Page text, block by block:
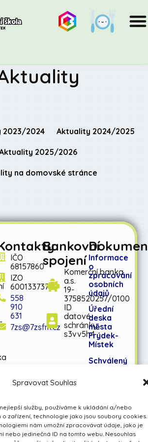
Spravovat Souhlas
služby, používáme k ukládání a/nebo
zařízení, technologie jako jsou soubory cookies.
nám umožní zpracovávat údaje, jako je
nebo jedinečná ID na tomto webu. Nesouhlas
2023/2024 Aktuality 2024/2025
2025/2026
na domovské stránce
IČO
68157860
IZO
600133737
558
910
631
7zs@7zsfm.cz
Bankovní
spojení
Komerční banka
a.s.
19-
3758520257/0100
ID
datové
schránky:
s3vv5h4
Informace
o
zpracování
osobních
údajů
Úřední
deska
města
Frýdek-
Místek
Schválený
Schválený
střednědobý
výhled
rozpočtu
na léta